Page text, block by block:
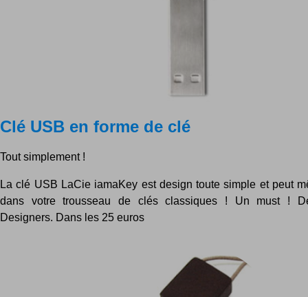
Clé USB en forme de clé
Tout simplement !
La clé USB LaCie iamaKey est design toute simple et peut
dans votre trousseau de clés classiques ! Un must !
Designers. Dans les 25 euros